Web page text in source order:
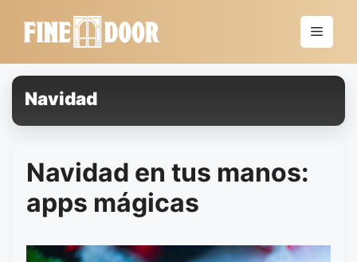
Menú
Navidad
Navidad en tus manos:
apps mágicas